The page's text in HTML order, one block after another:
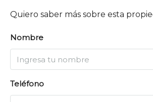
Quiero saber más sobre esta
Nombre
Teléfono